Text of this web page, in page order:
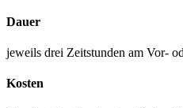
Dauer
jeweils drei Zeitstunden am Vor-
Kosten